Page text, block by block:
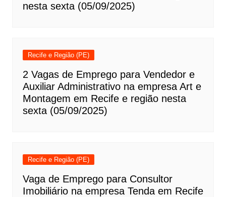
nesta sexta (05/09/2025)
Recife e Região (PE)
2 Vagas de Emprego para Vendedor e
Auxiliar Administrativo na empresa Art e
Montagem em Recife e região nesta
sexta (05/09/2025)
Recife e Região (PE)
Vaga de Emprego para Consultor
Imobiliário na empresa Tenda em Recife